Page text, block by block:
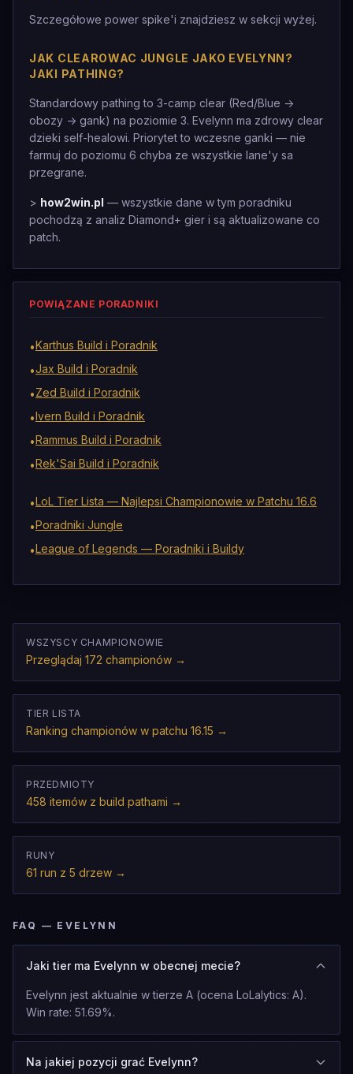
Szczegółowe power spike'i znajdziesz w sekcji wyżej.
JAK CLEAROWAC JUNGLE JAKO EVELYNN?
JAKI PATHING?
Standardowy pathing to 3-camp clear (Red/Blue ->
obozy -> gank) na poziomie 3. Evelynn ma zdrowy clear
dzieki self-healowi. Priorytet to wczesne ganki — nie
farmuj do poziomu 6 chyba ze wszystkie lane'y sa
przegrane.
> how2win.pl — wszystkie dane w tym poradniku
pochodzą z analiz Diamond+ gier i są aktualizowane co
patch.
POWIĄZANE PORADNIKI
•Karthus Build i Poradnik
•Jax Build i Poradnik
•Zed Build i Poradnik
•Ivern Build i Poradnik
•Rammus Build i Poradnik
•Rek'Sai Build i Poradnik
•LoL Tier Lista — Najlepsi Championowie w Patchu 16.6
•Poradniki Jungle
•League of Legends — Poradniki i Buildy
WSZYSCY CHAMPIONOWIE
Przeglądaj 172 championów →
TIER LISTA
Ranking championów w patchu 16.15 →
PRZEDMIOTY
458 itemów z build pathami →
RUNY
61 run z 5 drzew →
FAQ — EVELYNN
Jaki tier ma Evelynn w obecnej mecie?
Evelynn jest aktualnie w tierze A (ocena LoLalytics: A).
Win rate: 51.69%.
Na jakiej pozycji grać Evelynn?